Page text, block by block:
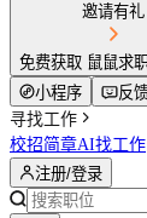
邀请有礼
免费获取 鼠鼠求
小程序 反
寻找工作
校招简章AI找工作
注册/登录